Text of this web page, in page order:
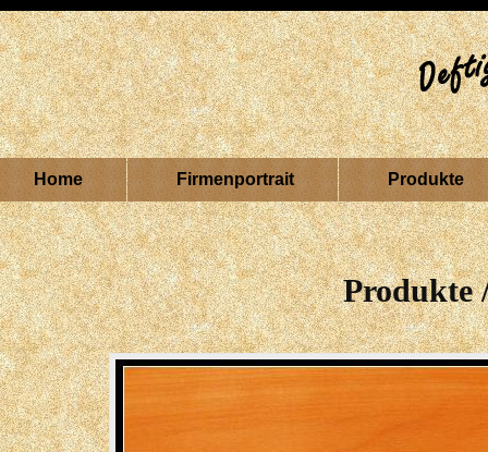
Home Firmenportrait Produkte
Produkte